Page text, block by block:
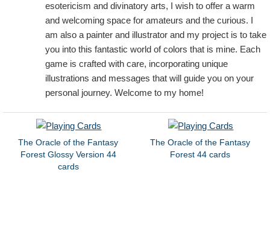
esotericism and divinatory arts, I wish to offer a warm
and welcoming space for amateurs and the curious. I
am also a painter and illustrator and my project is to take
you into this fantastic world of colors that is mine. Each
game is crafted with care, incorporating unique
illustrations and messages that will guide you on your
personal journey. Welcome to my home!
The Oracle of the Fantasy
Forest Glossy Version 44
cards
The Oracle of the Fantasy
Forest 44 cards